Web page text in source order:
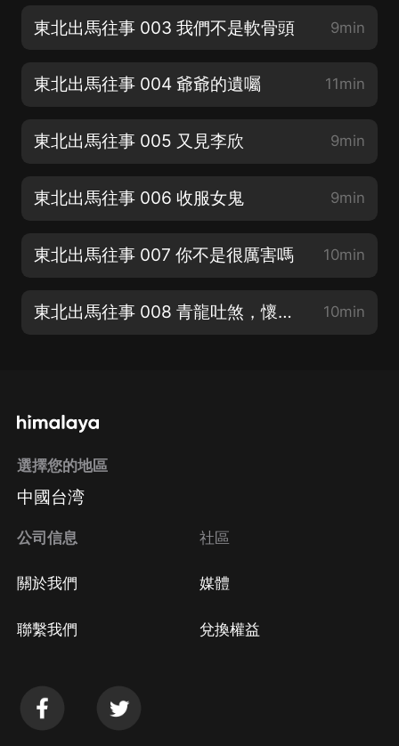
東北出馬往事 003 我們不是軟骨頭 9min
東北出馬往事 004 爺爺的遺囑 11min
東北出馬往事 005 又見李欣 9min
東北出馬往事 006 收服女鬼 9min
東北出馬往事 007 你不是很厲害嗎 10min
東北出馬往事 008 青龍吐煞，懷中抱月 10min
選擇您的地區
中國台湾
公司信息
關於我們
聯繫我們
社區
媒體
兌換權益